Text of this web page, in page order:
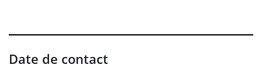
Date de contact